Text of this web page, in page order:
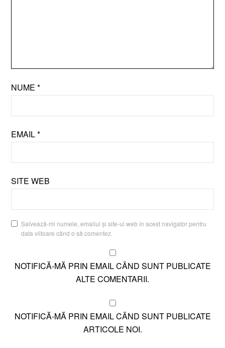
NUME*
EMAIL*
SITE WEB
Salvează-mi numele, emailul și site-ul web în acest navigator pentru
data viitoare când o să comentez.
NOTIFICĂ-MĂ PRIN EMAIL CÂND SUNT PUBLICATE
ALTE COMENTARII.
NOTIFICĂ-MĂ PRIN EMAIL CÂND SUNT PUBLICATE
ARTICOLE NOI.